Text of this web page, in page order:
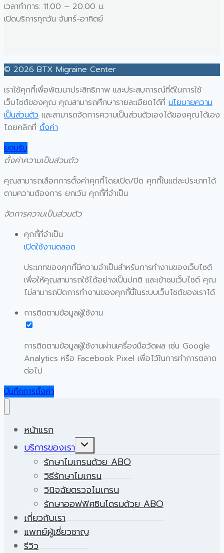
เวลาทำการ: 11.00 – 20.00 น.
เปิดบริการทุกวัน จันทร์-อาทิตย์
© 2026 BTX Migraine Center
เราใช้คุกกี้เพื่อพัฒนาประสิทธิภาพ และประสบการณ์ที่ดีในการใช้
เว็บไซต์ของคุณ คุณสามารถศึกษารายละเอียดได้ที่ นโยบายความ
เป็นส่วนตัว และสามารถจัดการความเป็นส่วนตัวเองได้ของคุณได้เอง
โดยคลิกที่ ตั้งค่า
ยอมรับ
ตั้งค่าความเป็นส่วนตัว
คุณสามารถเลือกการตั้งค่าคุกกี้โดยเปิด/ปิด คุกกี้ในแต่ละประเภทได้
ตามความต้องการ ยกเว้น คุกกี้ที่จำเป็น
จัดการความเป็นส่วนตัว
คุกกี้ที่จำเป็น
เปิดใช้งานตลอด
ประเภทของคุกกี้มีความจำเป็นสำหรับการทำงานของเว็บไซต์
เพื่อให้คุณสามารถใช้ได้อย่างเป็นปกติ และเข้าชมเว็บไซต์ คุณ
ไม่สามารถปิดการทำงานของคุกกี้นี้ในระบบเว็บไซต์ของเราได้
การติดตามข้อมูลผู้ใช้งาน
การติดตามข้อมูลผู้ใช้งานผ่านเครื่องมือวัดผล เช่น Google
Analytics หรือ Facebook Pixel เพื่อไว้ในการทำการตลาด
ต่อไป
บันทึกการตั้งค่า
หน้าแรก
บริการของเรา
Expand
menu
รักษาไมเกรนด้วย ABO
วิธีรักษาไมเกรน
วินิจฉัยตรวจไมเกรน
รักษาออฟฟิศซินโดรมด้วย ABO
เกี่ยวกับเรา
แพทย์ผู้เชี่ยวชาญ
รีวิว